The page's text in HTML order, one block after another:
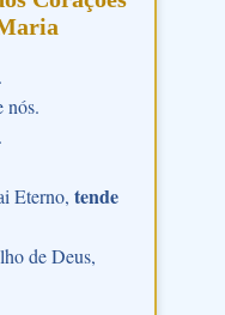
nós.
Eterno, tende
de Deus,